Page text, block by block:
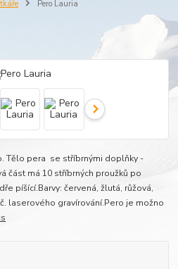
Pero Lauria
Tělo pera se stříbrnými doplňky -
část má 10 stříbrných proužků po
píšící.Barvy: červená, žlutá, růžová,
laserového gravírování.Pero je možno